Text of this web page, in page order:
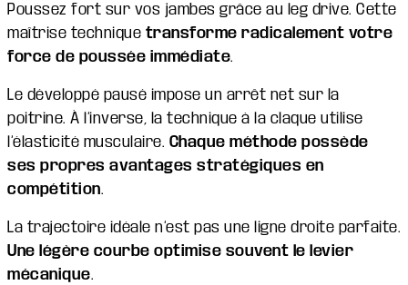
Poussez fort sur vos jambes grâce au leg drive. Cette
maîtrise technique transforme radicalement votre
force de poussée immédiate.
Le développé pausé impose un arrêt net sur la
poitrine. À l’inverse, la technique à la claque utilise
l’élasticité musculaire. Chaque méthode possède
ses propres avantages stratégiques en
compétition.
La trajectoire idéale n’est pas une ligne droite parfaite.
Une légère courbe optimise souvent le levier
mécanique.